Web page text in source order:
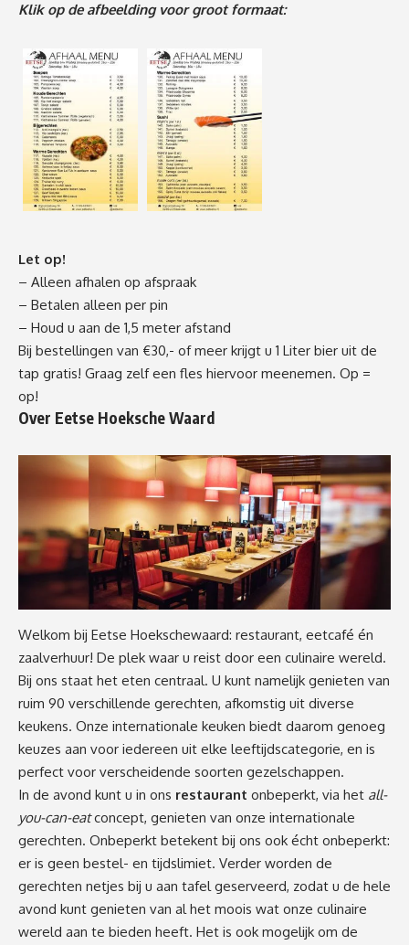
Klik op de afbeelding voor groot formaat:
Let op!
– Alleen afhalen op afspraak
– Betalen alleen per pin
– Houd u aan de 1,5 meter afstand
Bij bestellingen van €30,- of meer krijgt u 1 Liter bier uit de
tap gratis! Graag zelf een fles hiervoor meenemen. Op =
op!
Over Eetse Hoeksche Waard
Welkom bij Eetse Hoekschewaard: restaurant, eetcafé én
zaalverhuur! De plek waar u reist door een culinaire wereld.
Bij ons staat het eten centraal. U kunt namelijk genieten van
ruim 90 verschillende gerechten, afkomstig uit diverse
keukens. Onze internationale keuken biedt daarom genoeg
keuzes aan voor iedereen uit elke leeftijdscategorie, en is
perfect voor verscheidende soorten gezelschappen.
In de avond kunt u in ons restaurant onbeperkt, via het all-
you-can-eatconcept, genieten van onze internationale
gerechten. Onbeperkt betekent bij ons ook écht onbeperkt:
er is geen bestel- en tijdslimiet. Verder worden de
gerechten netjes bij u aan tafel geserveerd, zodat u de hele
avond kunt genieten van al het moois wat onze culinaire
wereld aan te bieden heeft. Het is ook mogelijk om de